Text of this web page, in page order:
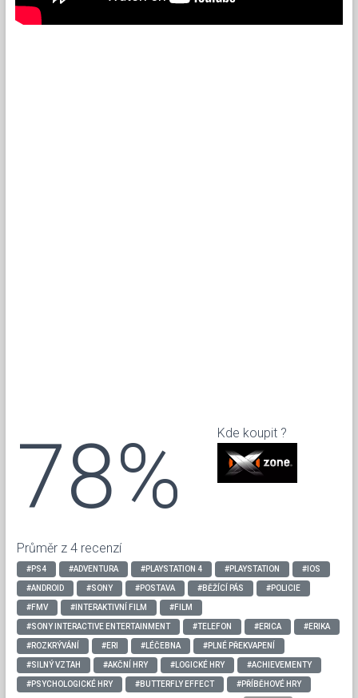
78%
Průměr z 4 recenzí
Kde koupit ?
#PS4 #ADVENTURA #PLAYSTATION 4 #PLAYSTATION #IOS
#ANDROID #SONY #POSTAVA #BĚŽÍCÍ PÁS #POLICIE
#FMV #INTERAKTIVNÍ FILM #FILM
#SONY INTERACTIVE ENTERTAINMENT #TELEFON #ERICA #ERIKA
#ROZKRÝVÁNÍ #ERI #LÉČEBNA #PLNÉ PŘEKVAPENÍ
#SILNÝ VZTAH #AKČNÍ HRY #LOGICKÉ HRY #ACHIEVEMENTY
#PSYCHOLOGICKÉ HRY #BUTTERFLY EFFECT #PŘÍBĚHOVÉ HRY